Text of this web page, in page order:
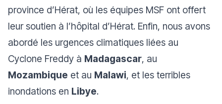
province d’Hérat, où les équipes MSF ont offert
leur soutien à l’hôpital d’Hérat. Enfin, nous avons
abordé les urgences climatiques liées au
Cyclone Freddy à Madagascar, au
Mozambique et au Malawi, et les terribles
inondations en Libye.